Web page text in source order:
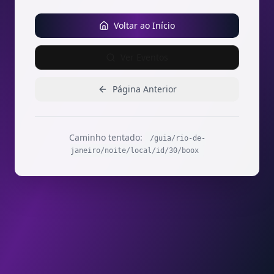
Voltar ao Início
Página Anterior
Caminho tentado:
/guia/rio-de-
janeiro/noite/local/id/30/boox